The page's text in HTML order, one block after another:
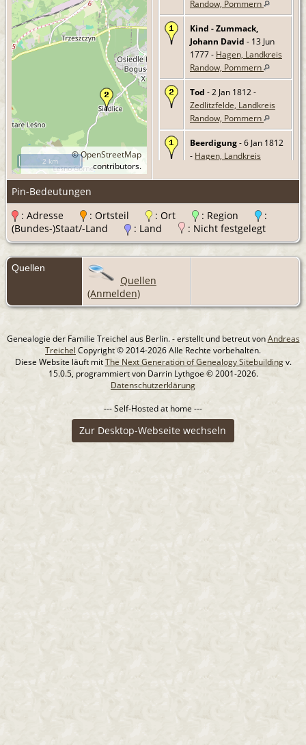
©OpenStreetMap
contributors.
2 km
Randow, Pommern
Kind - Zummack,
Johann David - 13 Jun
1777 - Hagen, Landkreis
Randow, Pommern
Tod - 2 Jan 1812 -
Zedlitzfelde, Landkreis
Randow, Pommern
Beerdigung- 6 Jan 1812
- Hagen, Landkreis
Pin-Bedeutungen
: Adresse
: Ortsteil : Ort : Region
:
(Bundes-)Staat/-Land
: Land : Nicht festgelegt
Quellen
Quellen
(Anmelden)
Genealogie der Familie Treichel aus Berlin. - erstellt und betreut vonAndreas
Treichel Copyright © 2014-2026 Alle Rechte vorbehalten.
Diese Website läuft mitThe Next Generation of Genealogy Sitebuildingv.
15.0.5, programmiert von Darrin Lythgoe © 2001-2026.
Datenschutzerklärung
--- Self-Hosted at home ---
Zur Desktop-Webseite wechseln